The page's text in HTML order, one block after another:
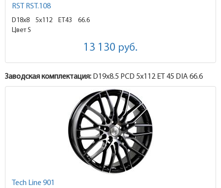
RST RST.108
D18x8 5x112 ET43
66.6
Цвет S
13 130 руб.
Заводская комплектация: D19x8.5 PCD 5x112 ET 45 DIA 66.6
Tech Line 901